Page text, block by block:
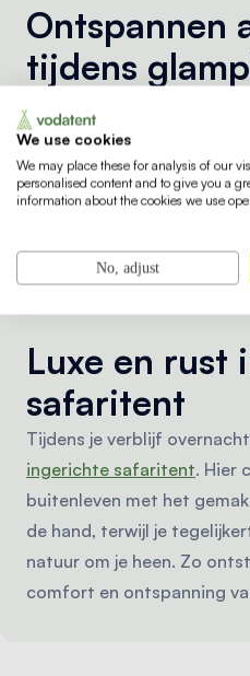
Ontspannen
tijdens
kinderen
Hoewel rust centraal staat,
Denk aan het verkennen
bezoek aan lokale dorpjes
die willen ontspannen,
Luxe en rust
safaritent
Tijdens je verblijf
ingerichte safaritent. Hier
buitenleven met het
de hand, terwijl je
natuur om je heen. Zo
comfort en ontspanning
We use cookies
We may place these for analysis of our
personalised content and to give you a
information about the cookies we use
No, adjust